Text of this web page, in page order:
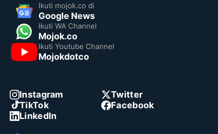
Ikuti mojok.co di
Google News
Ikuti WA Channel
Mojok.co
Ikuti Youtube Channel
Mojokdotco
Instagram
Twitter
TikTok
Facebook
LinkedIn